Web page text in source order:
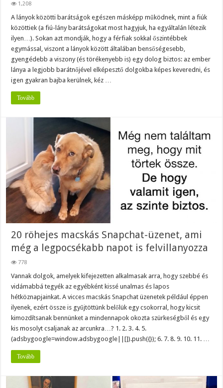
1,208
A lányok közötti barátságok egészen másképp működnek, mint a fiúk
közöttiek (a fiú-lány barátságokat most hagyjuk, ha egyáltalán létezik
ilyen…). Sokan azt mondják, hogy a férfiak sokkal őszintébbek
egymással, viszont a lányok között általában bensőségesebb,
gyengédebb a viszony (és törékenyebb is) egy dolog biztos: az ember
lánya a legjobb barátnőjével elképesztő dolgokba képes keveredni, és
igen gyakran bajba kerülnek, kéz …
Tovább
20 röhejes macskás Snapchat-üzenet, ami
még a legpocsékabb napot is felvillanyozza
778
Vannak dolgok, amelyek kifejezetten alkalmasak arra, hogy szebbé és
vidámabbá tegyék az egyébként kissé unalmas és lapos
hétköznapjainkat. A vicces macskás Snapchat üzenetek például éppen
ilyenek, ezért össze is gyűjtöttünk belőlük egy csokorral, hogy kicsit
kimozdítsanak bennünket a mindennapok okozta szürkeségből és egy
kis mosolyt csaljanak az arcunkra…? 1. 2. 3. 4. 5.
(adsbygoogle=window.adsbygoogle||[]).push({}); 6. 7. 8. 9. 10. 11. …
Tovább